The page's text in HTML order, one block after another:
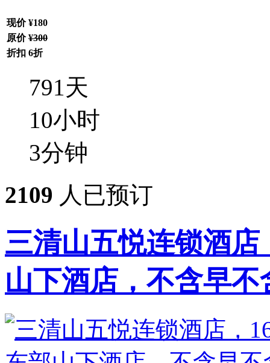
现价 ¥180
原价 ¥300
折扣 6折
791天
10小时
3分钟
2109 人已预订
三清山五悦连锁酒
山下酒店，不含早不